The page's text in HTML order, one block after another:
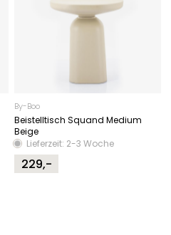
By-Boo
Beistelltisch Squand Medium
Beige
Lieferzeit: 2-3 Woche
229,-